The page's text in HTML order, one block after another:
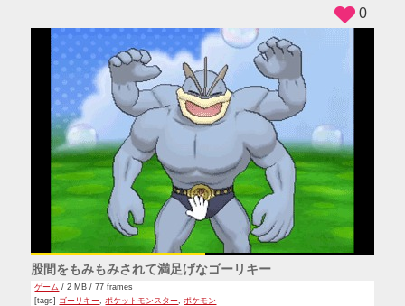
股間をもみもみされて満足げなゴーリキー
ゲーム / 2 MB / 77 frames
[tags] ゴーリキー ポケットモンスター ポケモン
0